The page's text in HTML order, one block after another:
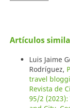
Artículos
Luis Jaime
Rodríguez,
travel
Revista de
95/2